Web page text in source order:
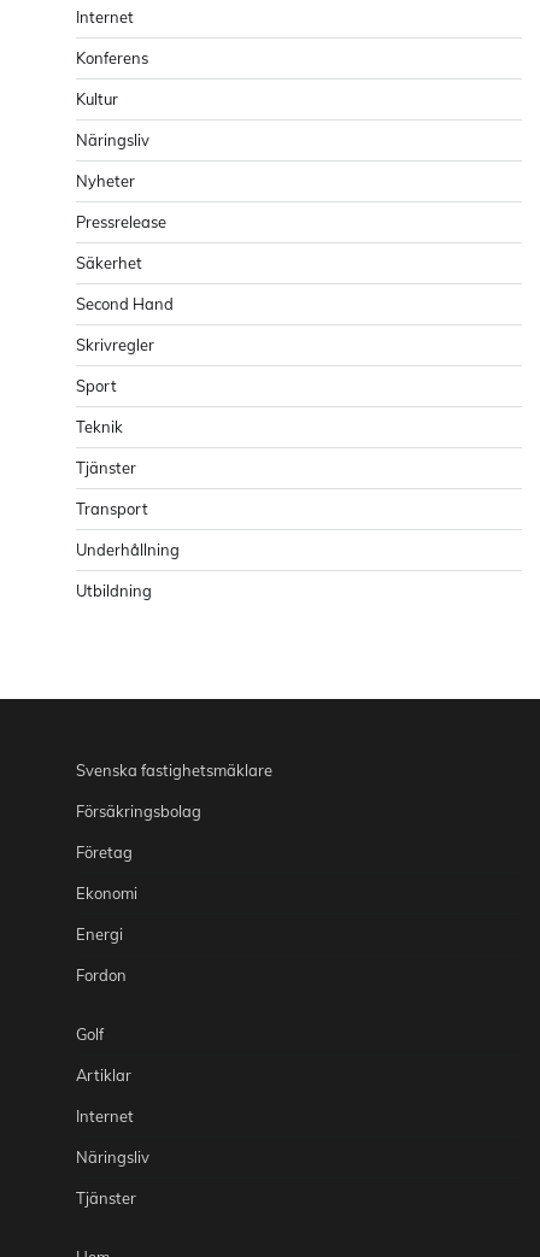
Internet
Konferens
Kultur
Näringsliv
Nyheter
Pressrelease
Säkerhet
Second Hand
Skrivregler
Sport
Teknik
Tjänster
Transport
Underhållning
Utbildning
Svenska fastighetsmäklare
Försäkringsbolag
Företag
Ekonomi
Energi
Fordon
Golf
Artiklar
Internet
Näringsliv
Tjänster